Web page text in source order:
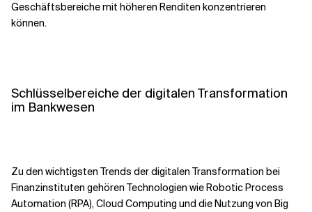
Geschäftsbereiche mit höheren Renditen konzentrieren
können.
Schlüsselbereiche der digitalen Transformation
im Bankwesen
Zu den wichtigsten Trends der digitalen Transformation bei
Finanzinstituten gehören Technologien wie Robotic Process
Automation (RPA), Cloud Computing und die Nutzung von Big